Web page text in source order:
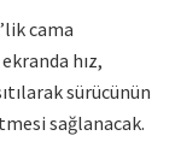
cama
hız,
sürücünün
sağlanacak.